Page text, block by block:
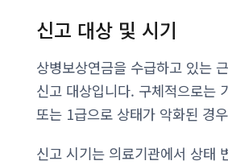
신고 대상 및 시기
상병보상연금을 수급하고 있는
신고 대상입니다. 구체적으로는
또는 1급으로 상태가 악화된 경
신고 시기는 의료기관에서 상태